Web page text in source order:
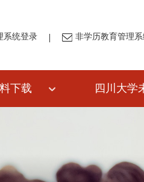
系统登录 | 非学历教育管理
下载 四川大学